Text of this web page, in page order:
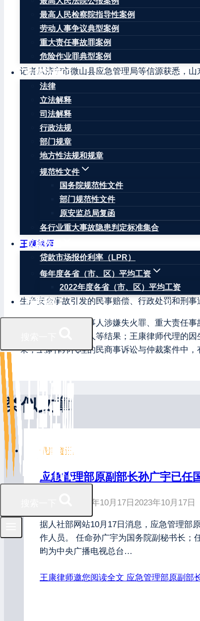
最高人民检察院指导性案例
劳动人事争议典型案例
重大责任事故罪案例
危险作业罪典型案例
法律法规
法律
立法解释
司法解释
行政法规
部门规章
地方性法规和规章
规范性文件
国务院规范性文件
部门规范性文件
原安监总局复函
各行业重大事故隐患判定标准集合
权威数据
贷款市场报价利率（LPR）
每年度各省（市、区）平均工资
2022年度各省（市、区）平均工资
联系我们
工陆续升井，升井人员生命体征平稳、精神状
【此前报道】
山东枣矿集团新安煤矿冒顶事故已有1名被困矿
记者从济宁市微山县应急管理局等信源获悉，
5月26日23时6分，枣矿集团新安煤矿掘进工作
全力组织现场抢险救援。
事故发生后，山东省委省政府要求做好抢险救
业地址位于济宁市微山县留庄镇，所属行业为
来源 大众日报
文章标签：#冒顶事故#山东
王康律师
王康律师，注册安全工程师，北京华让律师事
因曾在安监局负责安全生产监督管理、生产安
生产安全事故引发的民事赔偿、行政处罚和刑事
王康律师辩护的当事人涉嫌失火罪、重大责任
关不批准逮捕当事人等结果；王康律师代理的
果；王康律师代理的民商事诉讼与仲裁案件中，
类似文章
最新资讯
应急管理部原副部长孙广宇已任
2023年10月17日 2023年10月17日
据人社部网站10月17日消息，应急管理部
作人员。 任命孙广宇为国务院副秘书长；
昀为中央广播电视总台…
王康律师邀您阅读全文 应急管理部原副部